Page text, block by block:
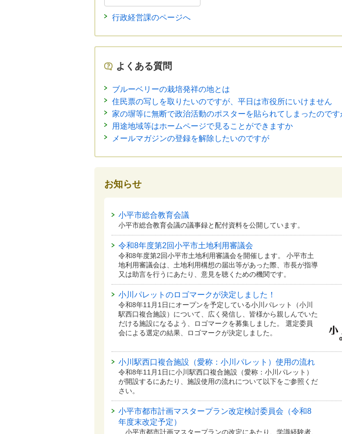
行政経営課のページへ
よくある質問
ブルーベリーの栽培発祥の地とは
住民票の写しを取りたいのですが、平日は市役所にいけません
家の塀等に無断で政治活動のポスターを貼られてしまったのです
用途地域等はホームページで見ることができますか
メールマガジンの登録を解除したいのですが
お知らせ
小平市総合教育会議
小平市総合教育会議の議事録と配付資料を公開しています。
令和8年度第2回小平市土地利用審議会
令和8年度第2回小平市土地利用審議会を開催します。 小平市土
地利用審議会は、土地利用構想の届出等があった際、市長が指導
又は助言を行うにあたり、意見を聴くための機関です。
小川パレットのロゴマークが決定しました！
令和8年11月1日にオープンを予定している⼩川パレット（小川
駅西口複合施設）について、広く発信し、皆様から親しんでいた
だける施設になるよう、ロゴマークを募集しました。 選定委員
会による選定の結果、ロゴマークが決定しました。
小川駅西口複合施設（愛称：小川パレット）使用の流れ
令和8年11月1日に小川駅西口複合施設（愛称：小川パレット）
が開設するにあたり、施設使用の流れについて以下をご参照くだ
さい。
小平市都市計画マスタープラン改定検討委員会（令和8
年度末改定予定）
小平市都市計画マスタープランの改定にあたり、学識経験者、